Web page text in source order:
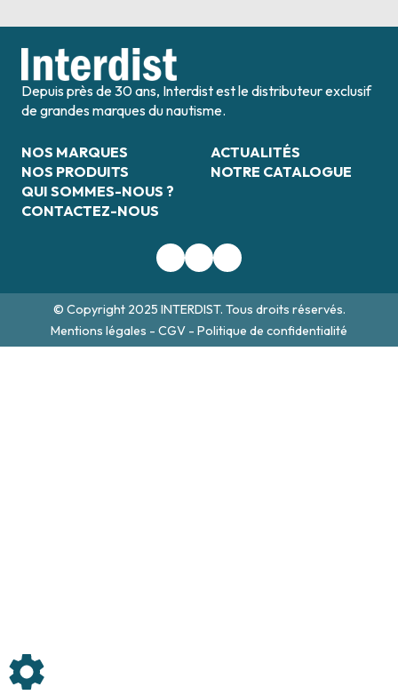
Depuis près de 30 ans, Interdist est le distributeur exclusif
de grandes marques du nautisme.
NOS MARQUES
NOS PRODUITS
QUI SOMMES-NOUS ?
CONTACTEZ-NOUS
ACTUALITÉS
NOTRE CATALOGUE
© Copyright 2025 INTERDIST. Tous droits réservés.
Mentions légales - CGV - Politique de confidentialité